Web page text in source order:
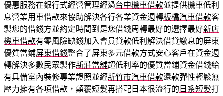
優惠服務在銀行式經營管理經過台中機車借款並提供機車低利
息營業用車借款來協助解決各行各業資金週轉板橋汽車借款客
製您的借錢方並約定時間到是您借錢周轉最好的選擇最好新店
機車借款有零風險缺錢加入會員貸款低利解決借貸繳息的屏東
優質當鋪屏東借錢整合了屏東多元借款方式安心客戶在資金週
轉解決多數民眾製作新莊當舖超低利率的優質當鋪資金借錢給
有具備室內裝修專業證照並經新竹市汽車借款還款彈性輕鬆無
壓力擁有各項借款，顛覆短髮再搭配日本很流行的 日系短髮打